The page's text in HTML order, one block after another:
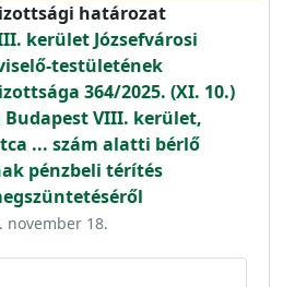
határozat
kerület Józsefvárosi
testületének
364/2025. (XI. 10.)
VIII. kerület,
... szám alatti bérlő
pénzbeli térítés
november 18.